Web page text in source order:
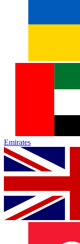
Emirates